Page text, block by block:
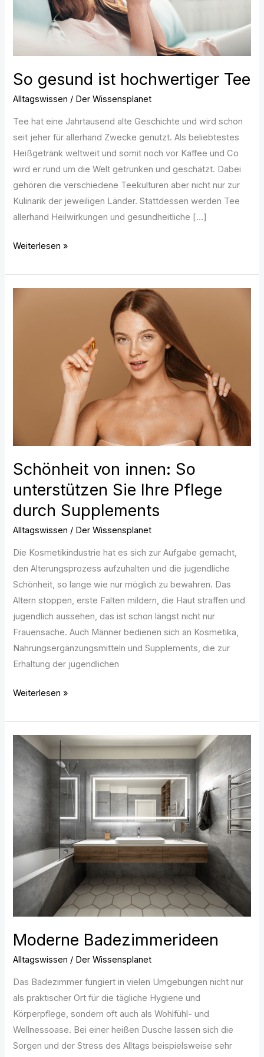
So gesund ist hochwertiger Tee
Alltagswissen / Der Wissensplanet
Tee hat eine Jahrtausend alte Geschichte und wird schon
seit jeher für allerhand Zwecke genutzt. Als beliebtestes
Heißgetränk weltweit und somit noch vor Kaffee und Co
wird er rund um die Welt getrunken und geschätzt. Dabei
gehören die verschiedene Teekulturen aber nicht nur zur
Kulinarik der jeweiligen Länder. Stattdessen werden Tee
allerhand Heilwirkungen und gesundheitliche […]
Weiterlesen »
Schönheit von innen: So
unterstützen Sie Ihre Pflege
durch Supplements
Alltagswissen / Der Wissensplanet
Die Kosmetikindustrie hat es sich zur Aufgabe gemacht,
den Alterungsprozess aufzuhalten und die jugendliche
Schönheit, so lange wie nur möglich zu bewahren. Das
Altern stoppen, erste Falten mildern, die Haut straffen und
jugendlich aussehen, das ist schon längst nicht nur
Frauensache. Auch Männer bedienen sich an Kosmetika,
Nahrungsergänzungsmitteln und Supplements, die zur
Erhaltung der jugendlichen
unterstützen
Supplements
Weiterlesen »
Moderne Badezimmerideen
Alltagswissen / Der Wissensplanet
Das Badezimmer fungiert in vielen Umgebungen nicht nur
als praktischer Ort für die tägliche Hygiene und
Körperpflege, sondern oft auch als Wohlfühl- und
Wellnessoase. Bei einer heißen Dusche lassen sich die
Sorgen und der Stress des Alltags beispielsweise sehr
Moderne
Badezimmerideen